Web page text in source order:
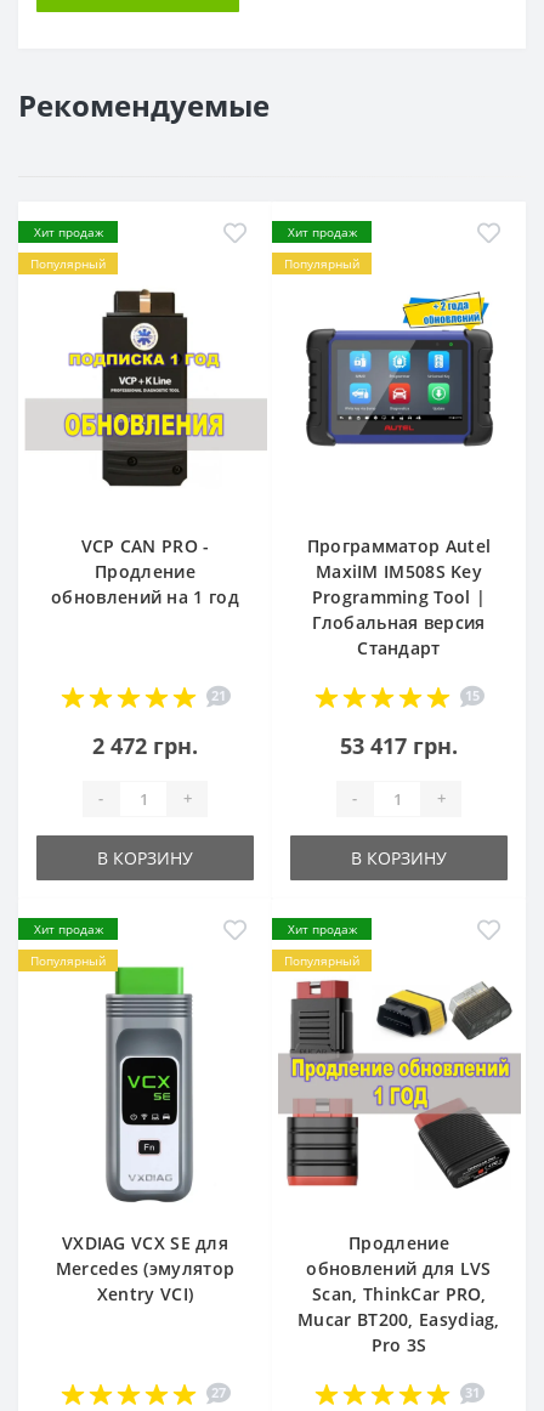
Рекомендуемые
Хит продаж
Популярный
VCP CAN PRO -
Продление
обновлений на 1 год
21
2 472 грн.
- +
В КОРЗИНУ
Хит продаж
Популярный
Программатор Autel
MaxiIM IM508S Key
Programming Tool |
Глобальная версия
Стандарт
15
53 417 грн.
- +
В КОРЗИНУ
Хит продаж
Популярный
VXDIAG VCX SE для
Mercedes (эмулятор
Xentry VCI)
27
Хит продаж
Популярный
Продление
обновлений для LVS
Scan, ThinkCar PRO,
Mucar BT200, Easydiag,
Pro 3S
31